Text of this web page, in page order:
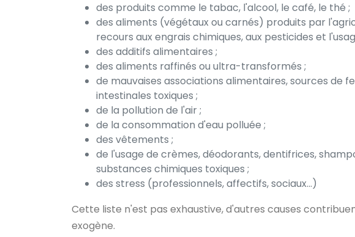
des produits comme le tabac, l'alcool, le café, le thé ;
des aliments (végétaux ou carnés) produits par
recours aux engrais chimiques, aux pesticides et
des additifs alimentaires ;
des aliments raffinés ou ultra-transformés ;
de mauvaises associations alimentaires, sources de
intestinales toxiques ;
de la pollution de l'air ;
de la consommation d'eau polluée ;
des vêtements ;
de l'usage de crèmes, déodorants, dentifrices,
substances chimiques toxiques ;
des stress (professionnels, affectifs, sociaux...)
Cette liste n'est pas exhaustive, d'autres causes
exogène.